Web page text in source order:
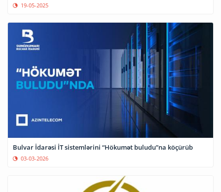
19-05-2025
Bulvar İdarəsi İT sistemlərini “Hökumət buludu”na köçürüb
03-03-2026